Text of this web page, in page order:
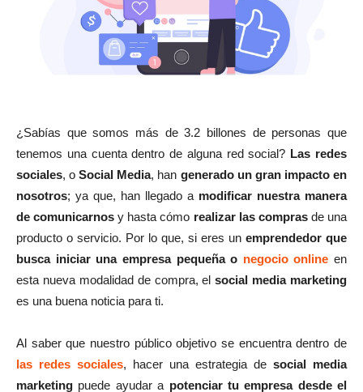
¿Sabías que somos más de 3.2 billones de personas que
tenemos una cuenta dentro de alguna red social? Las redes
sociales, oSocial Media, han generado un gran impacto en
nosotros; ya que, han llegado a modificar nuestra manera
de comunicarnos y hasta cómo realizar las comprasde una
producto o servicio. Por lo que, si eres un emprendedor que
busca iniciar una empresa pequeña o negocio online en
esta nueva modalidad de compra, el social media marketing
es una buena noticia para ti.
Al saber que nuestro público objetivo se encuentra dentro de
las redes sociales, hacer una estrategia de social media
marketing puede ayudar a potenciar tu empresa desde el